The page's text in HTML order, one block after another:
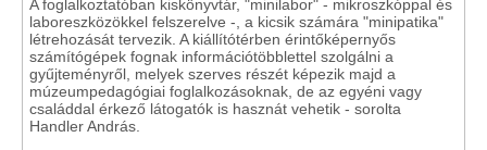
A foglalkoztatóban kiskönyvtár, "minilabor" - mikroszkóppal és
laboreszközökkel felszerelve -, a kicsik számára "minipatika"
létrehozását tervezik. A kiállítótérben érintőképernyős
számítógépek fognak információtöbblettel szolgálni a
gyűjteményről, melyek szerves részét képezik majd a
múzeumpedagógiai foglalkozásoknak, de az egyéni vagy
családdal érkező látogatók is hasznát vehetik - sorolta
Handler András.